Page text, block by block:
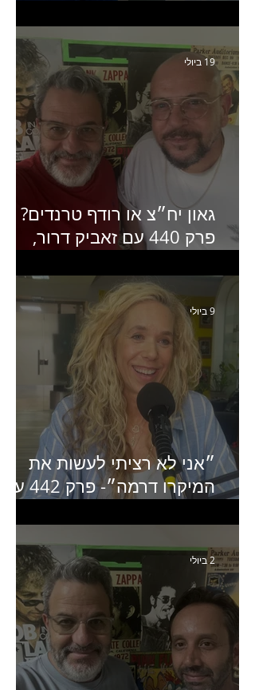
האחרון של קראנץ׳
גאון יח״צ או רודף טרנדים?
פרק 440 עם זאביק דרור,
ותקשורת
19 ביולי
״אני לא רציתי לעשות את
המיקרו דרמה״- פרק 442 עם
של יד2
9 ביולי
2 ביולי